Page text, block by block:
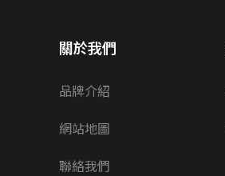
關於我們
品牌介紹
網站地圖
聯絡我們